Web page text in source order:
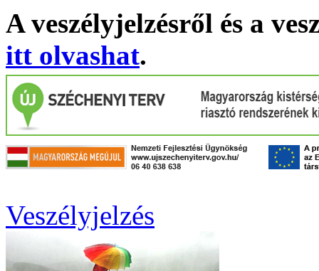
A veszélyjelzésről és a
itt olvashat.
Veszélyjelzés